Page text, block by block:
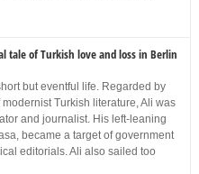
tale of Turkish love and loss in Berlin
but eventful life. Regarded by
Turkish literature, Ali was
and journalist. His left-leaning
became a target of government
editorials. Ali also sailed too